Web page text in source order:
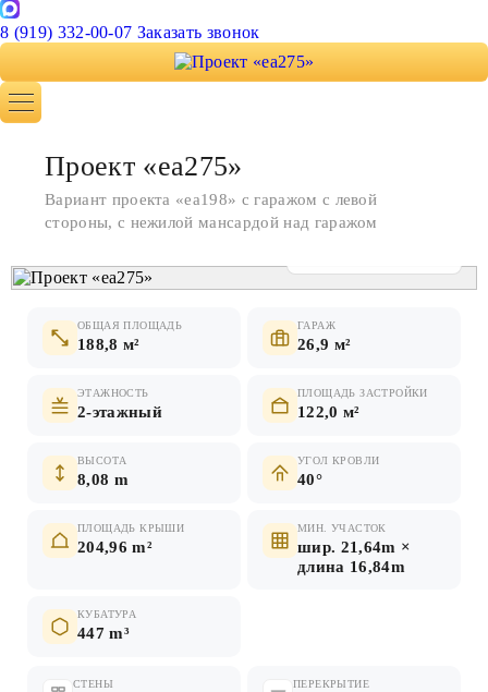
8 (919) 332-00-07 Заказать звонок
ОБЩАЯ ПЛОЩАДЬ
188,8 м²
ГАРАЖ
26,9 м²
ЭТАЖНОСТЬ
2-этажный
ПЛОЩАДЬ ЗАСТРОЙКИ
122,0 м²
ВЫСОТА
8,08 m
УГОЛ КРОВЛИ
40°
ПЛОЩАДЬ КРЫШИ
204,96 m²
МИН. УЧАСТОК
шир. 21,64m ×
длина 16,84m
КУБАТУРА
447 m³
СТЕНЫ ПЕРЕКРЫТИЕ
Проект «ea275»
Вариант проекта «ea198» с гаражом с левой
стороны, с нежилой мансардой над гаражом